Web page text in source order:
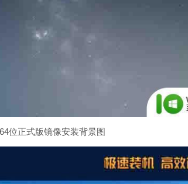
位正式版镜像安装背景图